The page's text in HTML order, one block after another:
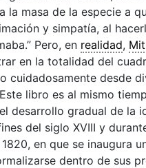
la masa de la especie a
y simpatía, al
Pero, en realidad,
en la totalidad del
cuidadosamente desde
libro es al mismo
desarrollo gradual de la
del siglo XVIII y
en que se inaugura
dentro de sus